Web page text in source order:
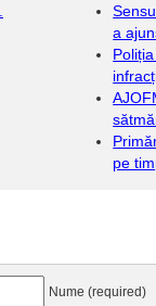
a
pe
Nume (required)